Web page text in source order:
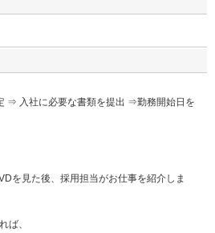
⇒ 入社に必要な書類を提出 ⇒勤務開始日を
を見た後、採用担当がお仕事を紹介しま
ば、